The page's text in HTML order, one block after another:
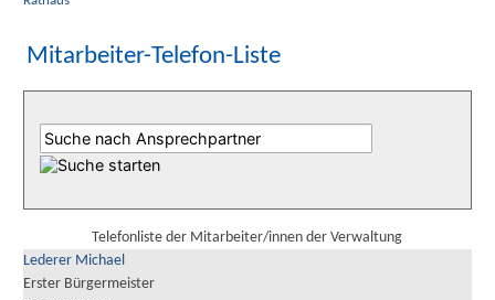
Mitarbeiter-Telefon-Liste
Telefonliste der Mitarbeiter/innen der Verwaltung
Lederer Michael
Erster Bürgermeister